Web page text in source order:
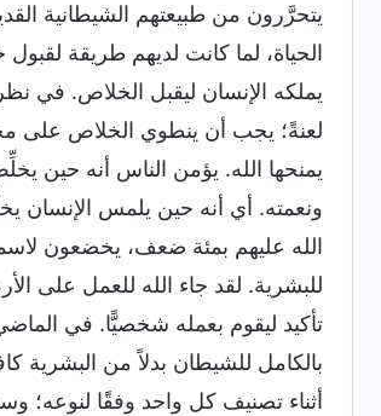
يتحرَّرون من طبيعتهم الشيطانية
الحياة، لما كانت لديهم طريقة
يملكه الإنسان ليقبل الخلاص. في
لعنةً؛ يجب أن ينطوي الخلاص على
يمنحها الله. يؤمن الناس أنه حين
ونعمته. أي أنه حين يلمس الإنسان
الله عليهم بمئة ضعف، يخضعون
للبشرية. لقد جاء الله للعمل على
تأكيد ليقوم بعمله شخصيًّا. في
بالكامل للشيطان بدلاً من البشرية
أثناء تصنيف كل واحد وفقًا لنوعه؛